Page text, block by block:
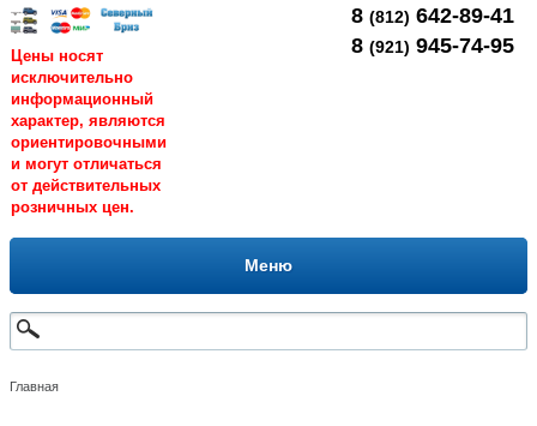
Цены носят
исключительно
информационный
характер, являются
ориентировочными
и могут отличаться
от действительных
розничных цен.
8 (812) 642-89-41
8 (921) 945-74-95
Меню
Главная